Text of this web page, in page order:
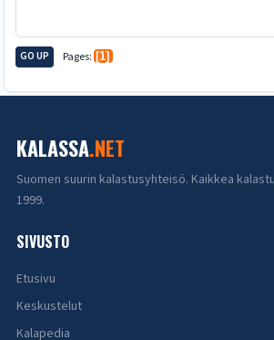
GO UP Pages 1
KALASSA.NET
Suomen suurin kalastusyhteisö. Kaikkea
1999.
SIVUSTO
Etusivu
Keskustelut
Kalapedia